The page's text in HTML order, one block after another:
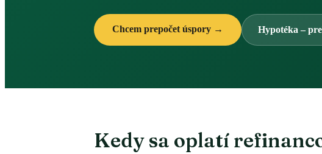
Chcem prepočet úspory → Hypotéka –
Kedy sa oplatí